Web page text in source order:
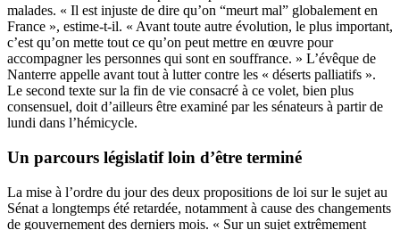
malades. « Il est injuste de dire qu’on “meurt mal” globalement en
France », estime-t-il. « Avant toute autre évolution, le plus important,
c’est qu’on mette tout ce qu’on peut mettre en œuvre pour
accompagner les personnes qui sont en souffrance. » L’évêque de
Nanterre appelle avant tout à lutter contre les « déserts palliatifs ».
Le second texte sur la fin de vie consacré à ce volet, bien plus
consensuel, doit d’ailleurs être examiné par les sénateurs à partir de
lundi dans l’hémicycle.
Un parcours législatif loin d’être terminé
La mise à l’ordre du jour des deux propositions de loi sur le sujet au
Sénat a longtemps été retardée, notamment à cause des changements
de gouvernement des derniers mois. « Sur un sujet extrêmement